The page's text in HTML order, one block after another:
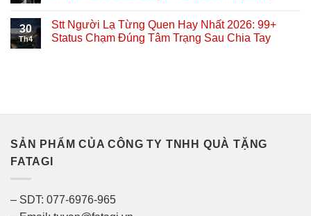
30
Th4
Stt Người Lạ Từng Quen Hay Nhất 2026: 99+
Status Chạm Đúng Tâm Trạng Sau Chia Tay
SẢN PHẨM CỦA CÔNG TY TNHH QUÀ TẶNG
FATAGI
– SDT: 077-6976-965